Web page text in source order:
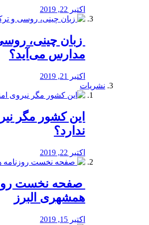
اکتبر 22, 2019
زبان چینی،
مدارس می‌آید؟
اکتبر 21, 2019
نشریات
این کشور مگر
ندارد؟
اکتبر 22, 2019
صفحه نخست
همشهری البرز
اکتبر 15, 2019